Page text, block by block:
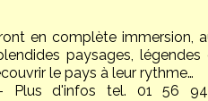
en complète immersion,
paysages, légendes
le pays à leur rythme…
Plus d'infos tel. 01 56